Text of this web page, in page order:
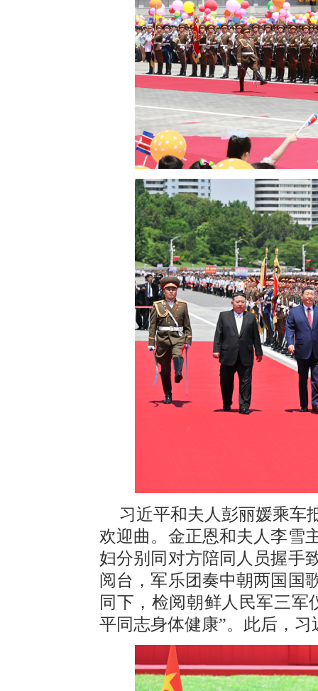
习近平和夫人彭丽媛乘车
欢迎曲。金正恩和夫人李雪
妇分别同对方陪同人员握手
阅台，军乐团奏中朝两国国
同下，检阅朝鲜人民军三
平同志身体健康”。此后，